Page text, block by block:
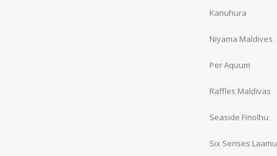
Kanuhura
Niyama Maldives
Per Aquum
Raffles Maldivas
Seaside Finolhu
Six Senses Laamu